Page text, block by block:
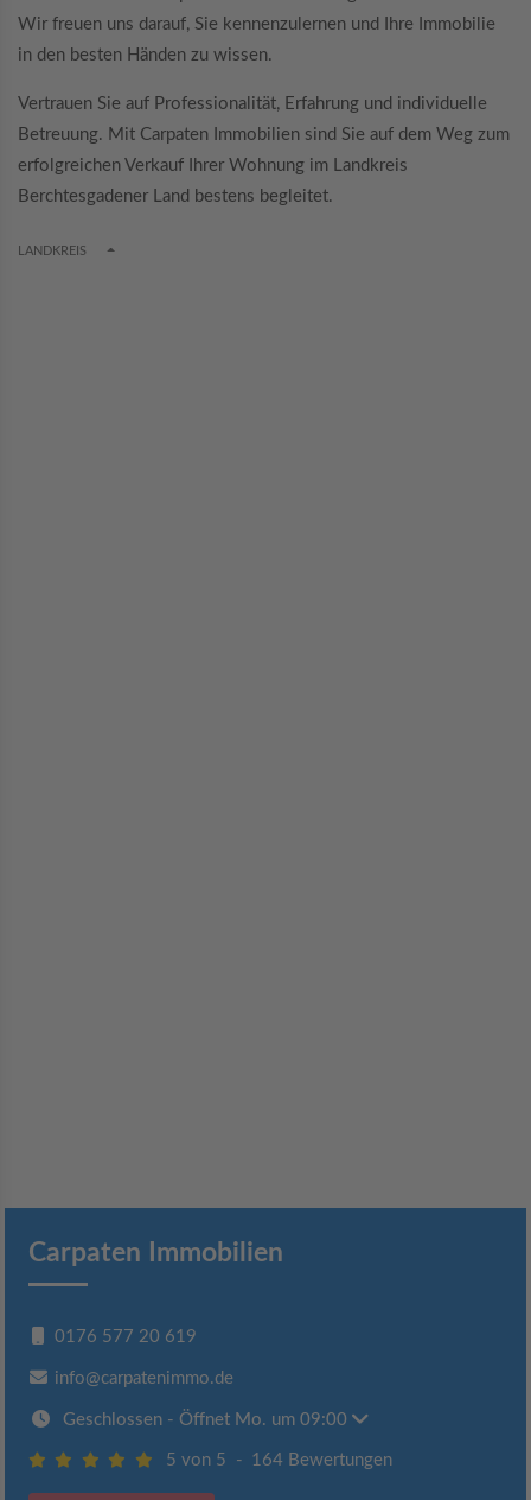
Wir freuen uns darauf, Sie kennenzulernen und Ihre Immobilie
in den besten Händen zu wissen.
Vertrauen Sie auf Professionalität, Erfahrung und individuelle
Betreuung. Mit Carpaten Immobilien sind Sie auf dem Weg zum
erfolgreichen Verkauf Ihrer Wohnung im Landkreis
Berchtesgadener Land bestens begleitet.
LANDKREIS TOGGLE DROPDOWN
Carpaten Immobilien
0176 577 20 619
info@carpatenimmo.de
Geschlossen - Öffnet Mo. um 09:00
5 von 5 - 164 Bewertungen